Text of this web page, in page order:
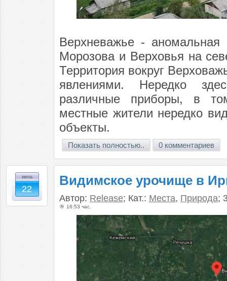
Верхневажье -
Морозова и Верховья на
Территория вокруг
явлениями. Нередко
различные приборы, в
местные жители нередко
объекты.
Показать полностью.. 0 комментариев
июль
22
Видимское урочище в
Автор: Release; Кат.: Места, Природа;
16:53 час.